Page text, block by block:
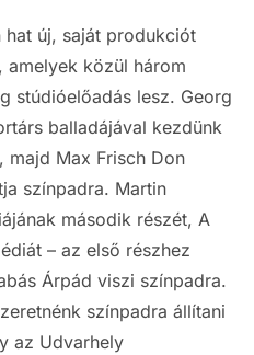
új, saját produkciót
amelyek közül három
stúdióelőadás lesz. Georg
balladájával kezdünk
majd Max Frisch Don
színpadra. Martin
második részét, A
– az első részhez
Árpád viszi színpadra.
színpadra állítani
az Udvarhely